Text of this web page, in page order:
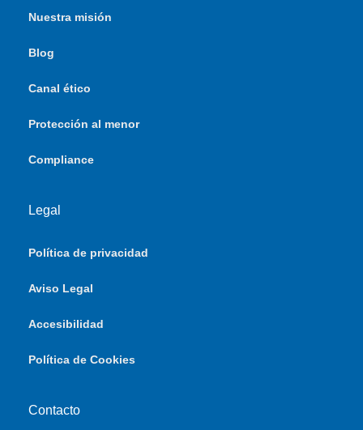
Nuestra misión
Blog
Canal ético
Protección al menor
Compliance
Legal
Política de privacidad
Aviso Legal
Accesibilidad
Política de Cookies
Contacto